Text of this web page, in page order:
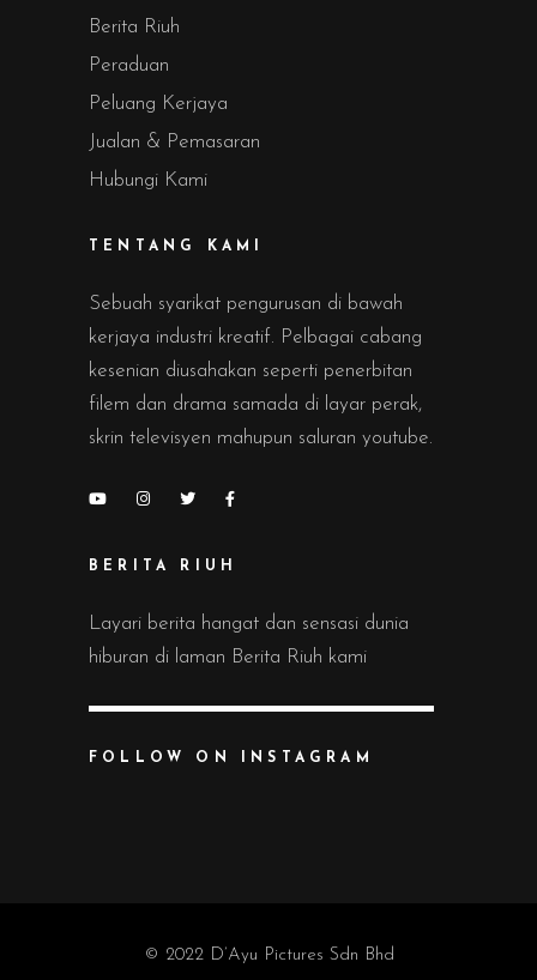
Berita Riuh
Peraduan
Peluang Kerjaya
Jualan & Pemasaran
Hubungi Kami
TENTANG KAMI
Sebuah syarikat pengurusan di bawah
kerjaya industri kreatif. Pelbagai cabang
kesenian diusahakan seperti penerbitan
filem dan drama samada di layar perak,
skrin televisyen mahupun saluran youtube.
BERITA RIUH
Layari berita hangat dan sensasi dunia
hiburan di laman Berita Riuh kami
FOLLOW ON INSTAGRAM
© 2022 D’Ayu Pictures Sdn Bhd